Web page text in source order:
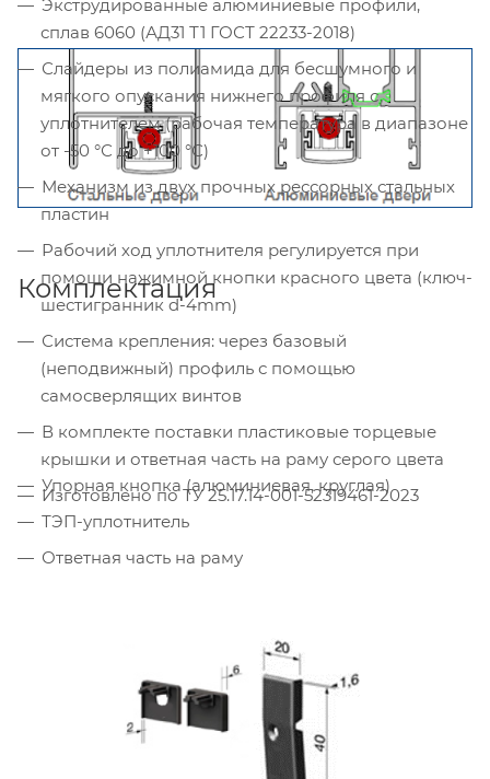
Экструдированные алюминиевые профили,
сплав 6060 (АД31 Т1 ГОСТ 22233-2018)
Слайдеры из полиамида для бесшумного и
мягкого опускания нижнего профиля с
уплотнителем (рабочая температура в диапазоне
от -50 °С до +100 °С)
Механизм из двух прочных рессорных стальных
пластин
Рабочий ход уплотнителя регулируется при
помощи нажимной кнопки красного цвета (ключ-
шестигранник d-4mm)
Система крепления: через базовый
(неподвижный) профиль с помощью
самосверлящих винтов
В комплекте поставки пластиковые торцевые
крышки и ответная часть на раму серого цвета
Изготовлено по ТУ 25.17.14-001-52319461-2023
Комплектация
Упорная кнопка (алюминиевая, круглая)
ТЭП-уплотнитель
Ответная часть на раму